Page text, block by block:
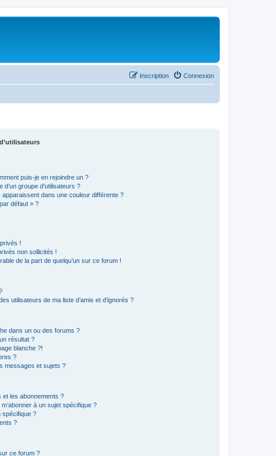
Connexion
Inscription
puis-je en rejoindre un ?
groupe d’utilisateurs ?
apparaissent dans une couleur différente ?
défaut » ?
!
non sollicités !
de la part de quelqu’un sur ce forum !
utilisateurs de ma liste d’amis et d’ignorés ?
dans un ou des forums ?
résultat ?
blanche ?!
?
messages et sujets ?
et les abonnements ?
à un sujet spécifique ?
spécifique ?
?
ce forum ?